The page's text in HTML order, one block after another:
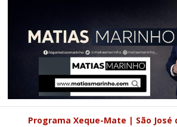
Programa Xeque-Mate | São José